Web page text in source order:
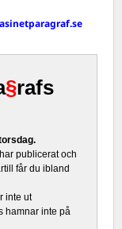
§rafs
publicerat och
får du ibland
inte ut
hamnar inte på